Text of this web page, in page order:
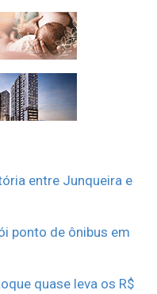
entre Junqueira e
ponto de ônibus em
quase leva os R$